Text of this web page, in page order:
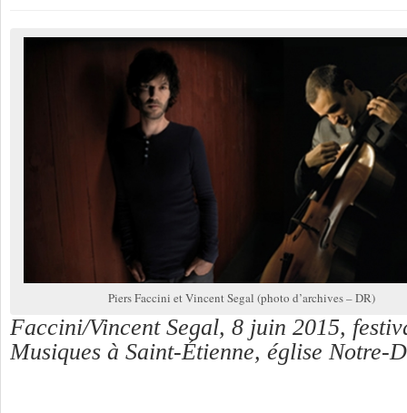
Piers Faccini et Vincent Segal (photo d’archives – DR)
Faccini/Vincent Segal, 8 juin 2015,
Musiques à Saint-Étienne, église Notre-